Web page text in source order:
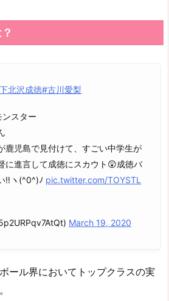
北沢成徳#古川愛梨
スター
鹿児島で見付けて、すごい中学生が
に進言して成徳にスカウト😲成徳バ
‼ヽ(^0^)ﾉ pic.twitter.com/TOYSTL
March 19, 2020
ール界においてトップクラスの実